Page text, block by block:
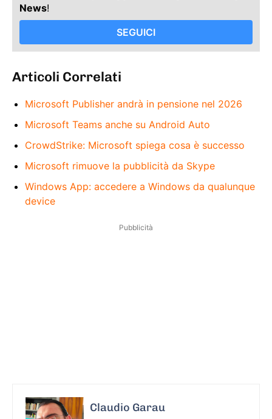
News!
SEGUICI
Articoli Correlati
Microsoft Publisher andrà in pensione nel 2026
Microsoft Teams anche su Android Auto
CrowdStrike: Microsoft spiega cosa è successo
Microsoft rimuove la pubblicità da Skype
Windows App: accedere a Windows da qualunque
device
Pubblicità
Claudio Garau